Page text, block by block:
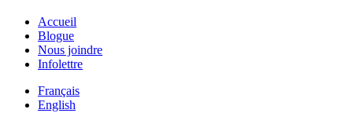
Accueil
Blogue
Nous joindre
Infolettre
Français
English